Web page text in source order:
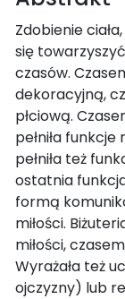
Zdobienie
się
czasów.
dekoracyjną,
płciową.
pełniła
pełniła też
ostatnia
formą
miłości.
miłości,
Wyrażała też
ojczyzny) lub